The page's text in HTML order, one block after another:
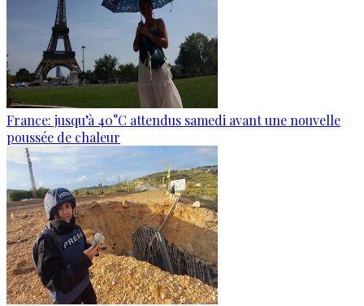
France: jusqu’à 40°C attendus samedi avant une nouvelle
poussée de chaleur